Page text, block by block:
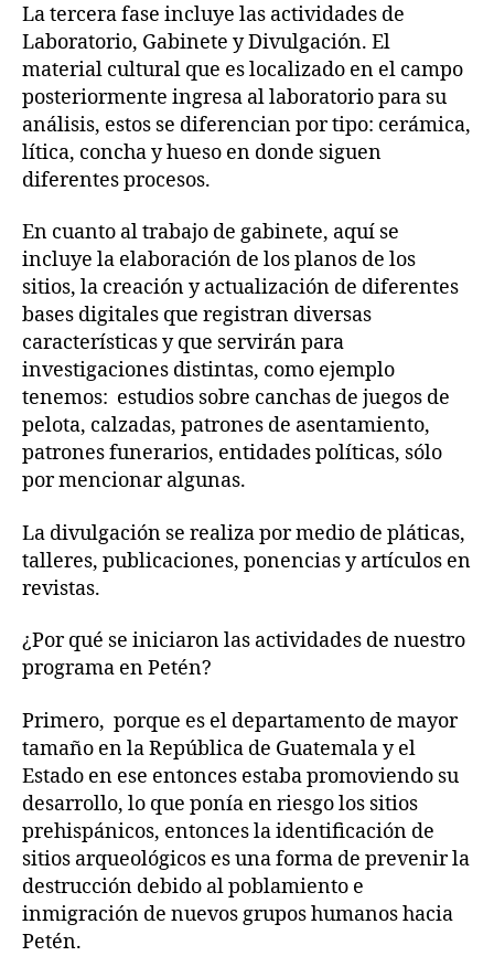
La tercera fase incluye las actividades de
Laboratorio, Gabinete y Divulgación. El
material cultural que es localizado en el campo
posteriormente ingresa al laboratorio para su
análisis, estos se diferencian por tipo: cerámica,
lítica, concha y hueso en donde siguen
diferentes procesos.
En cuanto al trabajo de gabinete, aquí se
incluye la elaboración de los planos de los
sitios, la creación y actualización de diferentes
bases digitales que registran diversas
características y que servirán para
investigaciones distintas, como ejemplo
tenemos: estudios sobre canchas de juegos de
pelota, calzadas, patrones de asentamiento,
patrones funerarios, entidades políticas, sólo
por mencionar algunas.
La divulgación se realiza por medio de pláticas,
talleres, publicaciones, ponencias y artículos en
revistas.
¿Por qué se iniciaron las actividades de nuestro
programa en Petén?
Primero, porque es el departamento de mayor
tamaño en la República de Guatemala y el
Estado en ese entonces estaba promoviendo su
desarrollo, lo que ponía en riesgo los sitios
prehispánicos, entonces la identificación de
sitios arqueológicos es una forma de prevenir la
destrucción debido al poblamiento e
inmigración de nuevos grupos humanos hacia
Petén.